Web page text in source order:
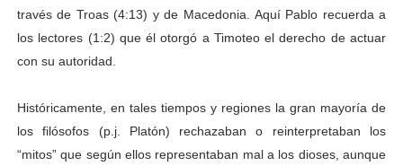
través de Troas (4:13) y de Macedonia. Aquí Pablo recuerda a
los lectores (1:2) que él otorgó a Timoteo el derecho de actuar
con su autoridad.
Históricamente, en tales tiempos y regiones la gran mayoría de
los filósofos (p.j. Platón) rechazaban o reinterpretaban los
“mitos” que según ellos representaban mal a los dioses, aunque